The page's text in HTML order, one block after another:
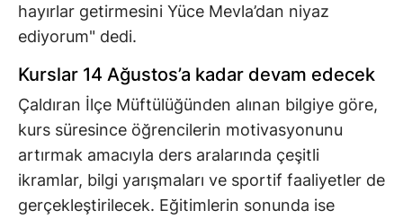
hayırlar getirmesini Yüce Mevla’dan niyaz
ediyorum" dedi.
Kurslar 14 Ağustos’a kadar devam edecek
Çaldıran İlçe Müftülüğünden alınan bilgiye göre,
kurs süresince öğrencilerin motivasyonunu
artırmak amacıyla ders aralarında çeşitli
ikramlar, bilgi yarışmaları ve sportif faaliyetler de
gerçekleştirilecek. Eğitimlerin sonunda ise